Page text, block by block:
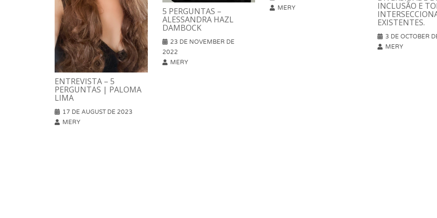
ENTREVISTA – 5
PERGUNTAS | PALOMA
LIMA
17 DE AUGUST DE 2023
MERY
5 PERGUNTAS –
ALESSANDRA HAZL
DAMBOCK
23 DE NOVEMBER DE
2022
MERY
MERY
INCLUSÃO E
EXISTENTES.
3 DE OCTOBER
MERY